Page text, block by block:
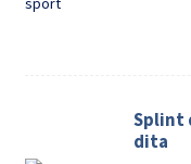
Splint
dita